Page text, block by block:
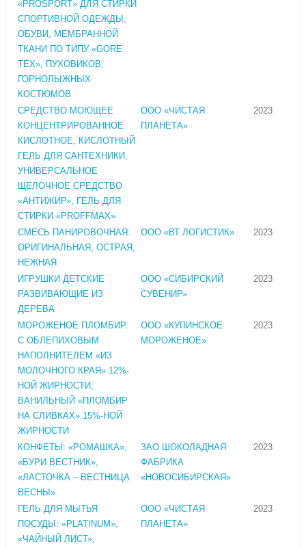
«PROSPORT» ДЛЯ СТИРКИ
СПОРТИВНОЙ ОДЕЖДЫ,
ОБУВИ, МЕМБРАННОЙ
ТКАНИ ПО ТИПУ «GORE
TEX», ПУХОВИКОВ,
ГОРНОЛЫЖНЫХ
КОСТЮМОВ
СРЕДСТВО МОЮЩЕЕ
КОНЦЕНТРИРОВАННОЕ
КИСЛОТНОЕ, КИСЛОТНЫЙ
ГЕЛЬ ДЛЯ САНТЕХНИКИ,
УНИВЕРСАЛЬНОЕ
ЩЕЛОЧНОЕ СРЕДСТВО
«АНТИЖИР», ГЕЛЬ ДЛЯ
СТИРКИ «PROFFMAX»
ООО «ЧИСТАЯ
ПЛАНЕТА»
2023
СМЕСЬ ПАНИРОВОЧНАЯ:
ОРИГИНАЛЬНАЯ, ОСТРАЯ,
НЕЖНАЯ
ООО «ВТ ЛОГИСТИК» 2023
ИГРУШКИ ДЕТСКИЕ
РАЗВИВАЮЩИЕ ИЗ
ДЕРЕВА
ООО «СИБИРСКИЙ
СУВЕНИР»
2023
МОРОЖЕНОЕ ПЛОМБИР:
С ОБЛЕПИХОВЫМ
НАПОЛНИТЕЛЕМ «ИЗ
МОЛОЧНОГО КРАЯ» 12%-
НОЙ ЖИРНОСТИ,
ВАНИЛЬНЫЙ «ПЛОМБИР
НА СЛИВКАХ» 15%-НОЙ
ЖИРНОСТИ
ООО «КУПИНСКОЕ
МОРОЖЕНОЕ»
2023
КОНФЕТЫ: «РОМАШКА»,
«БУРИ ВЕСТНИК»,
«ЛАСТОЧКА – ВЕСТНИЦА
ВЕСНЫ»
ЗАО ШОКОЛАДНАЯ
ФАБРИКА
«НОВОСИБИРСКАЯ»
2023
ГЕЛЬ ДЛЯ МЫТЬЯ
ПОСУДЫ: «PLATINUM»,
«ЧАЙНЫЙ ЛИСТ»,
ООО «ЧИСТАЯ
ПЛАНЕТА»
2023